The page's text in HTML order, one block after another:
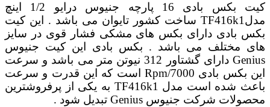
کیت بکس بادی 16 پارچه جنیوس درایو 1/2 اینچ
مدلTF416k1 ساخت کشور تایوان می باشد . این کیت
بکس بادی دارای بکس های مشکی فشار قوی در سایز
های مختلف می باشد . بکس بادی این کیت جنیوس
Genius دارای گشتاور 312 نیوتن متر می باشد و سرعت
این بکس بادی 7000/Rpm است که این قدرت و سرعت
باعث شده است مدل TF416k1 به یکی از پرفروشترین
محصولات شرکت جنیوس Genius تبدیل شود .